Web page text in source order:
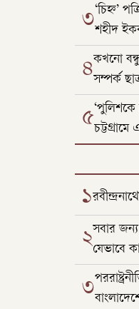
৩‘চিহ্ন’
শহীদ
৪কখনো
সম্পর্ক
৫‘পুলিশকে
১
২সবার
যেভাবে
৩